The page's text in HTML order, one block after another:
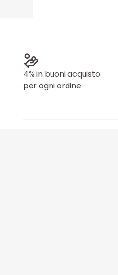
4% in buoni acquisto
per ogni ordine